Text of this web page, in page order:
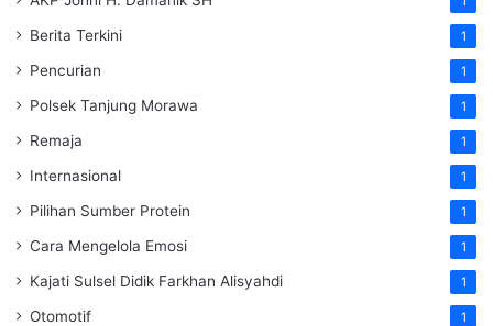
Berita Terkini 1
Pencurian 1
Polsek Tanjung Morawa 1
Remaja 1
Internasional 1
Pilihan Sumber Protein 1
Cara Mengelola Emosi 1
Kajati Sulsel Didik Farkhan Alisyahdi 1
Otomotif 1